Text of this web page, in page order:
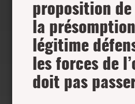
proposition
la
légitime
les forces de
doit pas